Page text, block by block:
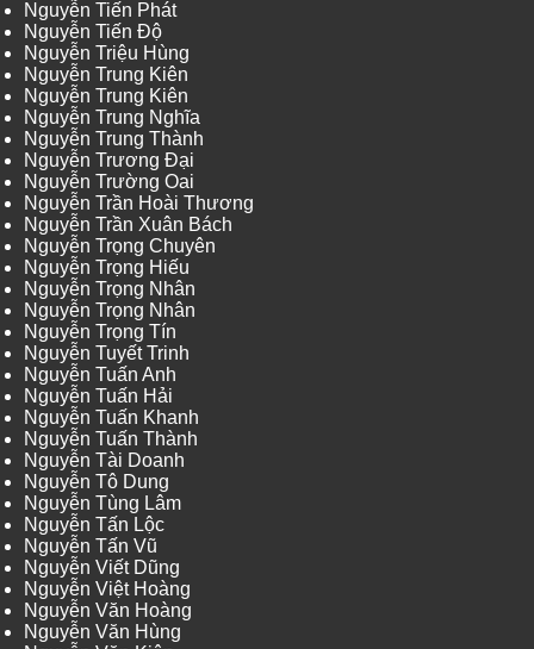
Nguyễn Tiến Phát
Nguyễn Tiến Độ
Nguyễn Triệu Hùng
Nguyễn Trung Kiên
Nguyễn Trung Kiên
Nguyễn Trung Nghĩa
Nguyễn Trung Thành
Nguyễn Trương Đại
Nguyễn Trường Oai
Nguyễn Trần Hoài Thương
Nguyễn Trần Xuân Bách
Nguyễn Trọng Chuyên
Nguyễn Trọng Hiếu
Nguyễn Trọng Nhân
Nguyễn Trọng Nhân
Nguyễn Trọng Tín
Nguyễn Tuyết Trinh
Nguyễn Tuấn Anh
Nguyễn Tuấn Hải
Nguyễn Tuấn Khanh
Nguyễn Tuấn Thành
Nguyễn Tài Doanh
Nguyễn Tô Dung
Nguyễn Tùng Lâm
Nguyễn Tấn Lộc
Nguyễn Tấn Vũ
Nguyễn Viết Dũng
Nguyễn Việt Hoàng
Nguyễn Văn Hoàng
Nguyễn Văn Hùng